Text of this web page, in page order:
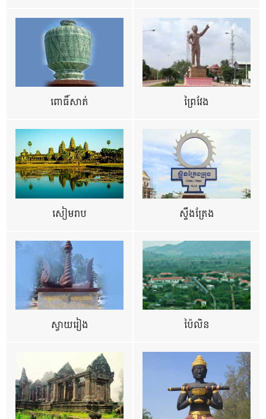
ពោធិ៍សាត់ ព្រៃវែង
សៀមរាប ស្ទឹងត្រែង
ស្វាយរៀង ប៉ៃលិន